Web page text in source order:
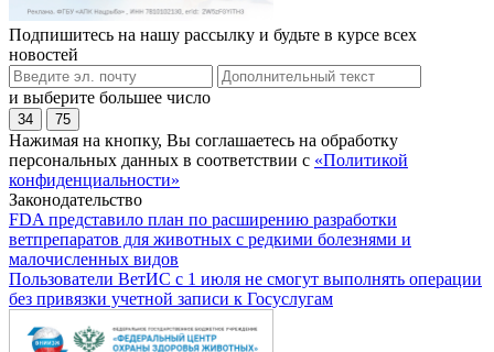
Подпишитесь на нашу рассылку и будьте в курсе всех
новостей
и выберите большее число
34 75
Нажимая на кнопку, Вы соглашаетесь на обработку
персональных данных в соответствии с «Политикой
конфиденциальности»
Законодательство
FDA представило план по расширению разработки
ветпрепаратов для животных с редкими болезнями и
малочисленных видов
Пользователи ВетИС с 1 июля не смогут выполнять операции
без привязки учетной записи к Госуслугам